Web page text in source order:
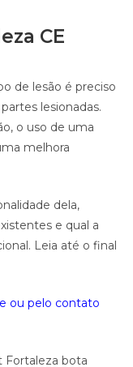
CE
de lesão é preciso
lesionadas.
o uso de uma
melhora
dela,
e qual a
Leia até o final
ou pelo contato
bota